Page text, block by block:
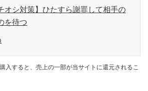
オシ対策】ひたすら謝罪して相手の
を待つ
入すると、売上の一部が当サイトに還元されるこ